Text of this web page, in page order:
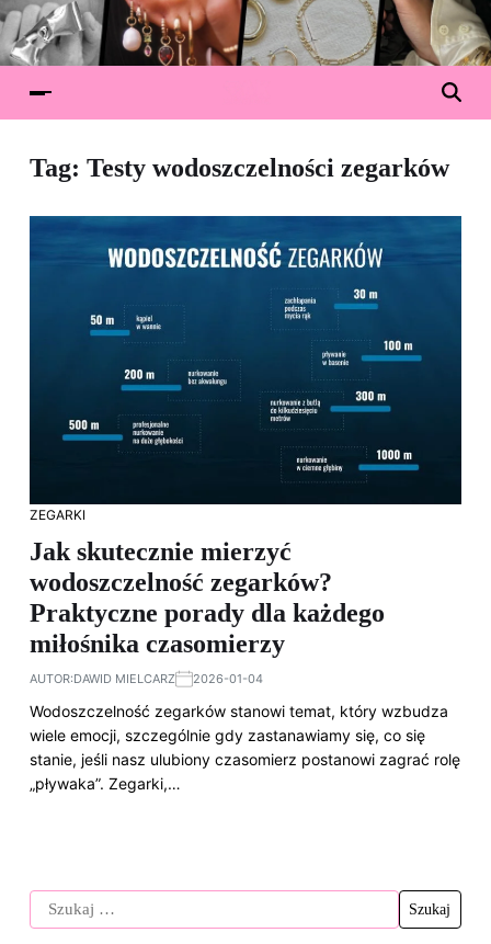
Tag: Testy wodoszczelności zegarków
ZEGARKI
Jak skutecznie mierzyć
wodoszczelność zegarków?
Praktyczne porady dla każdego
miłośnika czasomierzy
AUTOR:DAWID MIELCARZ 2026-01-04
Wodoszczelność zegarków stanowi temat, który wzbudza
wiele emocji, szczególnie gdy zastanawiamy się, co się
stanie, jeśli nasz ulubiony czasomierz postanowi zagrać rolę
„pływaka”. Zegarki,…